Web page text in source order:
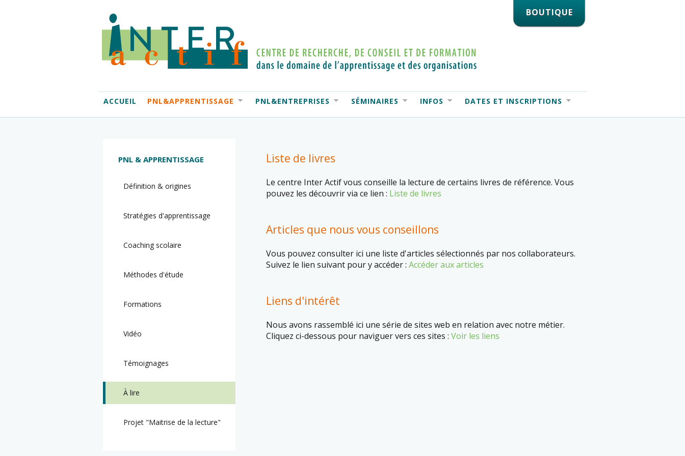
BOUTIQUE
ACCUEIL PNL&APPRENTISSAGE PNL&ENTREPRISES SÉMINAIRES INFOS DATES ET INSCRIPTIONS
PNL & APPRENTISSAGE
Définition & origines
Stratégies d'apprentissage
Coaching scolaire
Méthodes d'étude
Formations
Vidéo
Témoignages
À lire
Projet "Maitrise de la lecture"
Liste de livres
Le centre Inter Actif vous conseille la lecture de certains livres de référence. Vous
pouvez les découvrir via ce lien : Liste de livres
Articles que nous vous conseillons
Vous pouvez consulter ici une liste d'articles sélectionnés par nos collaborateurs.
Suivez le lien suivant pour y accéder : Accéder aux articles
Liens d'intérêt
Nous avons rassemblé ici une série de sites web en relation avec notre métier.
Cliquez ci-dessous pour naviguer vers ces sites : Voir les liens